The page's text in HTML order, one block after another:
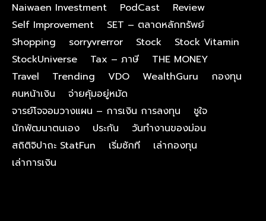
Naiwaen Investment
PodCast
Review
Self Improvement
SET – ตลาดหลักทรัพย์
Shopping
sorryvrerror Stock
Stock Vitamin
StockUniverse
Tax – ภาษี
THE MONEY
Travel
Trending VDO WealthGuru
กองทุน
คนหน้าเงิน
จ่ายคุ้มอยู่หมัด
จารย์โจจอมวางแผน – การเงิน การลงทุน
ชูใจ
นักพัฒนาตนเอง
ประกัน
วันทำงานของม่อน
สถิติจิปาถะ StatFun
เริ่มซักที
เล่ากองทุน
เล่าการเงิน